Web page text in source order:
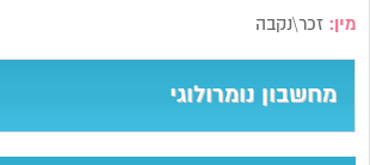
מין: זכר\נקבה
מחשבון נומרולוגי